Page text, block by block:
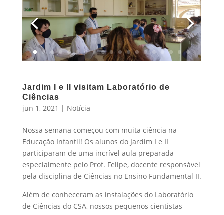
Jardim I e II visitam Laboratório de
Ciências
jun 1, 2021 | Notícia
Nossa semana começou com muita ciência na
Educação Infantil! Os alunos do Jardim I e II
participaram de uma incrível aula preparada
especialmente pelo Prof. Felipe, docente responsável
pela disciplina de Ciências no Ensino Fundamental II.
Além de conheceram as instalações do Laboratório
de Ciências do CSA, nossos pequenos cientistas